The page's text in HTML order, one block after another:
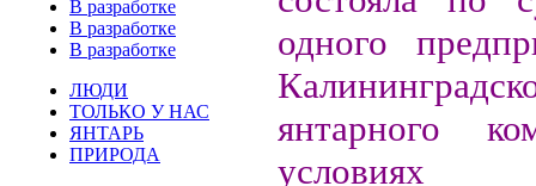
В разработке
В разработке
В разработке
ЛЮДИ
ТОЛЬКО У НАС
ЯНТАРЬ
ПРИРОДА
одного
янтарного
условиях